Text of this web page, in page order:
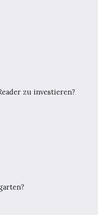
zu investieren?